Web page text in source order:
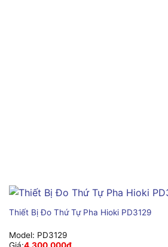
Thiết Bị Đo Thứ Tự Pha Hioki PD3129
Model: PD3129